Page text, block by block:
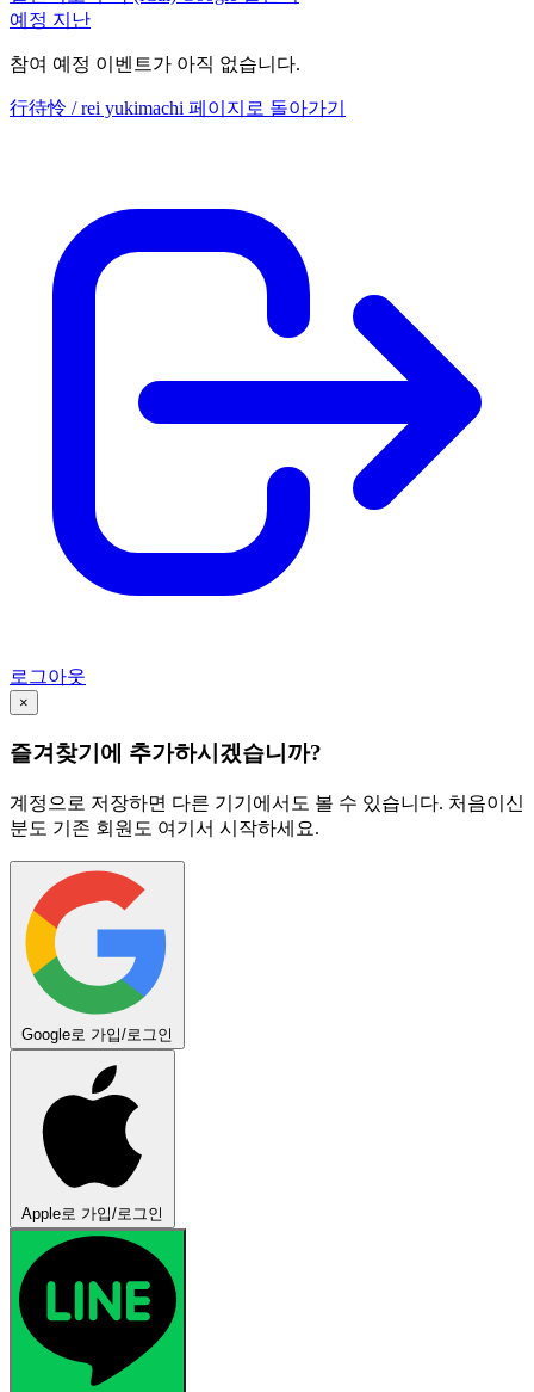
예정 지난
참여 예정 이벤트가 아직 없습니다.
行待怜 / rei yukimachi 페이지로 돌아가기
로그아웃
×
즐겨찾기에 추가하시겠습니까?
계정으로 저장하면 다른 기기에서도 볼 수 있습니다. 처음이신
분도 기존 회원도 여기서 시작하세요.
Google로 가입/로그인
Apple로 가입/로그인